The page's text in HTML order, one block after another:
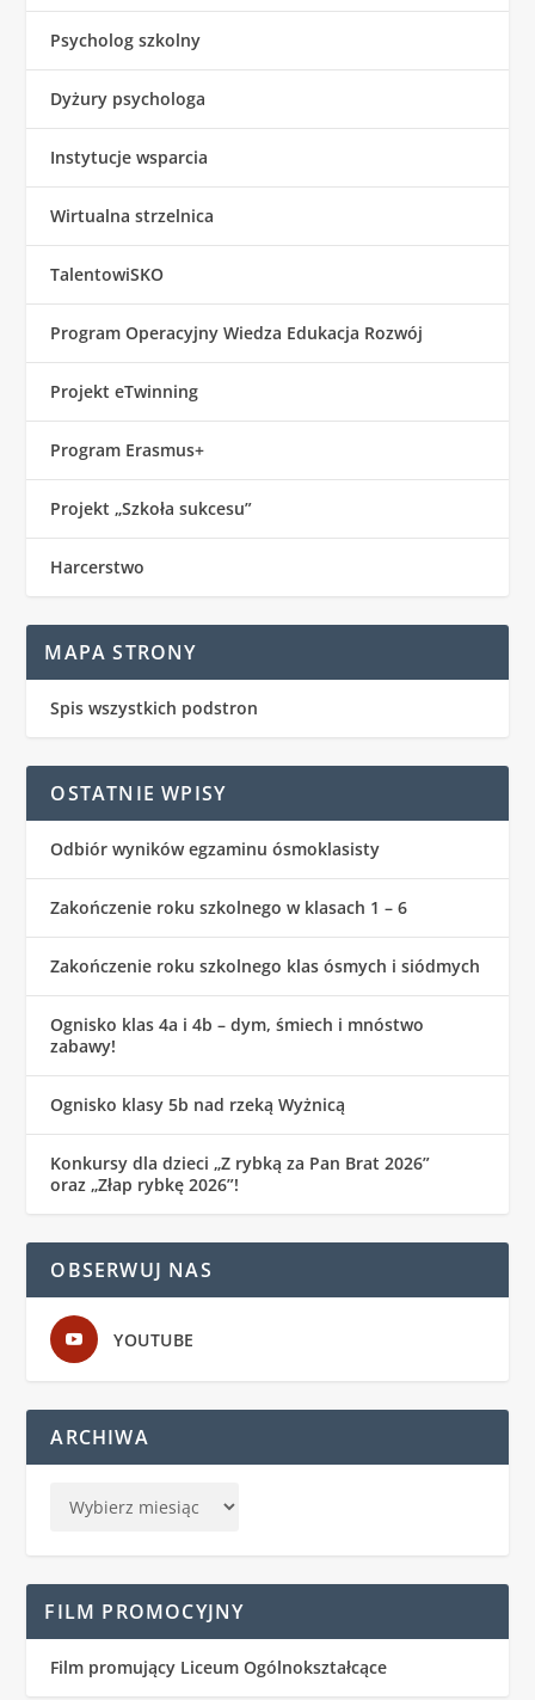
Psycholog szkolny
Dyżury psychologa
Instytucje wsparcia
Wirtualna strzelnica
TalentowiSKO
Program Operacyjny Wiedza Edukacja Rozwój
Projekt eTwinning
Program Erasmus+
Projekt „Szkoła sukcesu”
Harcerstwo
MAPA STRONY
Spis wszystkich podstron
OSTATNIE WPISY
Odbiór wyników egzaminu ósmoklasisty
Zakończenie roku szkolnego w klasach 1 – 6
Zakończenie roku szkolnego klas ósmych i siódmych
Ognisko klas 4a i 4b – dym, śmiech i mnóstwo
zabawy!
Ognisko klasy 5b nad rzeką Wyżnicą
Konkursy dla dzieci „Z rybką za Pan Brat 2026”
oraz „Złap rybkę 2026”!
OBSERWUJ NAS
YOUTUBE
ARCHIWA
FILM PROMOCYJNY
Film promujący Liceum Ogólnokształcące